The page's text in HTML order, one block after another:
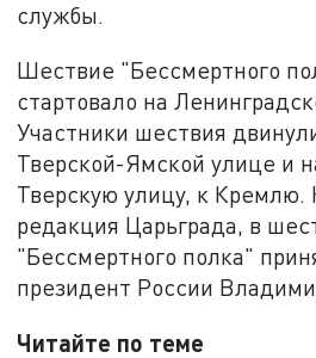
службы.
Шествие "Бессмертного
стартовало на
Участники шествия
Тверской-Ямской улице и
Тверскую улицу, к Кремлю.
редакция Царьграда, в
"Бессмертного полка"
президент России
Читайте по теме